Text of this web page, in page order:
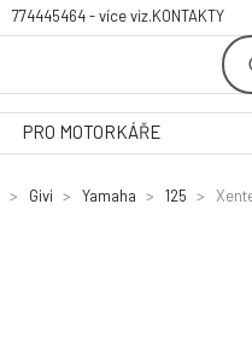
774445464 - více viz.KONTAKTY
PRO MOTORKÁŘE
Givi Yamaha 125